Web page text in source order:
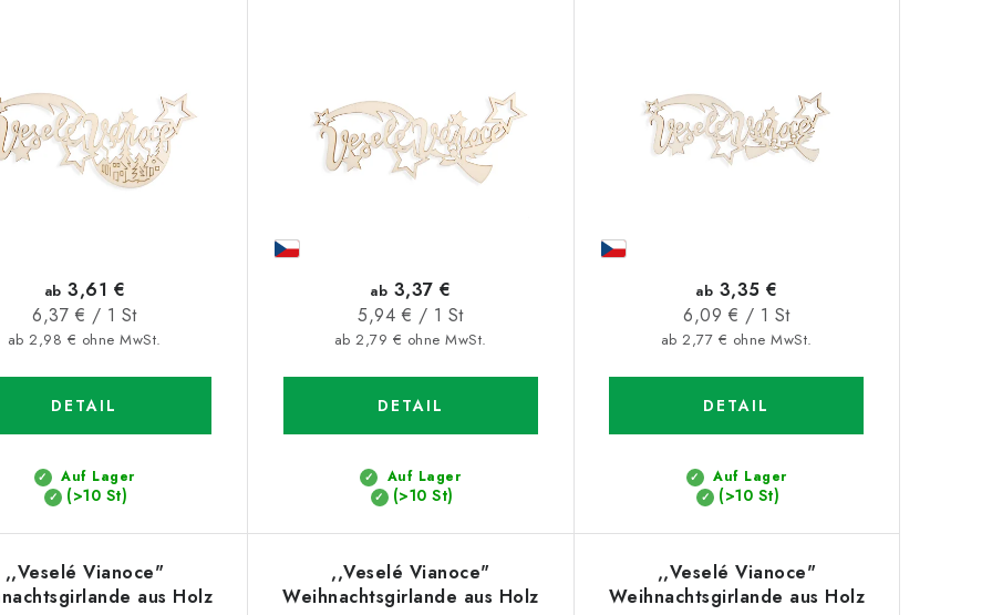
Auf Lager
(>10 St)
ab 2,98 € ohne MwSt.
ab 3,61 €
Verkaufspreis:
6,37 € / 1 St
DETAIL
Auf Lager
(>10 St)
ab 2,79 € ohne MwSt.
ab 3,37 €
Verkaufspreis:
5,94 € / 1 St
DETAIL
Auf Lager
(>10 St)
ab 2,77 € ohne MwSt.
ab 3,35 €
Verkaufspreis:
6,09 € / 1 St
DETAIL
,,Veselé Vianoce"
aus Holz
,,Veselé Vianoce"
Weihnachtsgirlande aus Holz
,,Veselé Vianoce"
Weihnachtsgirlande aus Holz